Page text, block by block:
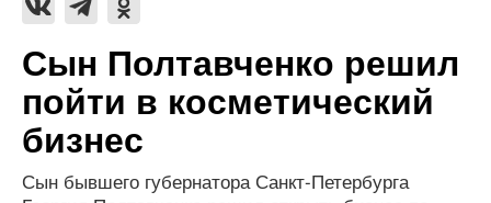
Сын Полтавченко решил
пойти в косметический
бизнес
Сын бывшего губернатора Санкт-Петербурга